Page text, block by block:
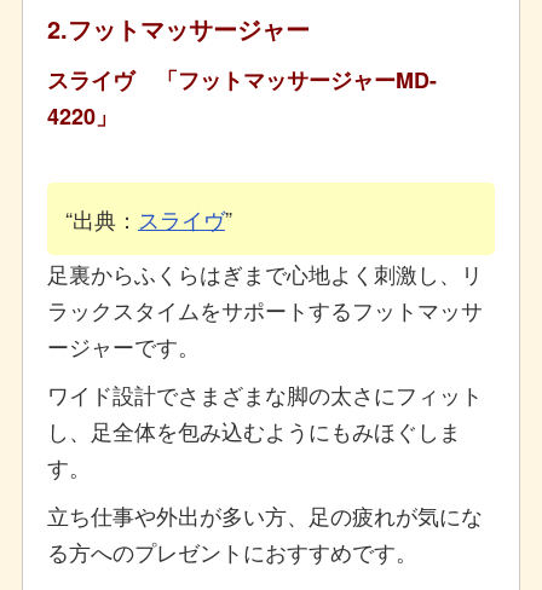
2.フットマッサージャー
スライヴ 「フットマッサージャーMD-
4220」
出典： スライヴ
足裏からふくらはぎまで心地よく刺激し、リ
ラックスタイムをサポートするフットマッサ
ージャーです。
ワイド設計でさまざまな脚の太さにフィット
し、足全体を包み込むようにもみほぐしま
す。
立ち仕事や外出が多い方、足の疲れが気にな
る方へのプレゼントにおすすめです。